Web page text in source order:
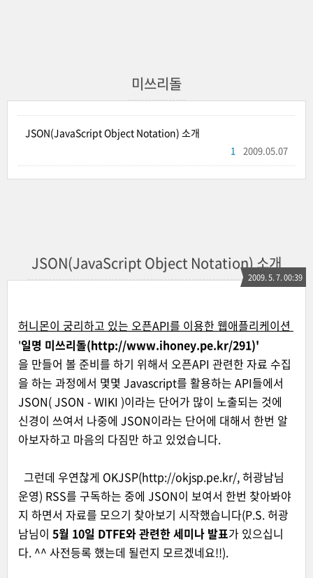
미쓰리돌
JSON(JavaScript Object Notation) 소개
2009.05.07
1
JSON(JavaScript Object Notation) 소개
2009. 5. 7. 00:39
허니몬이 궁리하고 있는 오픈API를 이용한 웹애플리케이션
'일명 미쓰리돌(http://www.ihoney.pe.kr/291)'
을 만들어 볼 준비를 하기 위해서 오픈API 관련한 자료 수집
을 하는 과정에서 몇몇 Javascript를 활용하는 API들에서
JSON(JSON - WIKI )이라는 단어가 많이 노출되는 것에
신경이 쓰여서 나중에 JSON이라는 단어에 대해서 한번 알
아보자하고 마음의 다짐만 하고 있었습니다.
그런데 우연찮게 OKJSP(http://okjsp.pe.kr/, 허광남님
운영) RSS를 구독하는 중에 JSON이 보여서 한번 찾아봐야
지 하면서 자료를 모으기 찾아보기 시작했습니다(P.S. 허광
남님이 5월 10일 DTFE와 관련한 세미나 발표가 있으십니
다. ^^ 사전등록 했는데 될런지 모르겠네요!!).